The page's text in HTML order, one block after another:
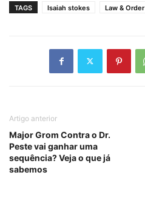
TAGS Isaiah stokes Law & Order
Artigo anterior
Major Grom Contra o Dr.
Peste vai ganhar uma
sequência? Veja o que já
sabemos